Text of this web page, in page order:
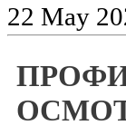
22 May